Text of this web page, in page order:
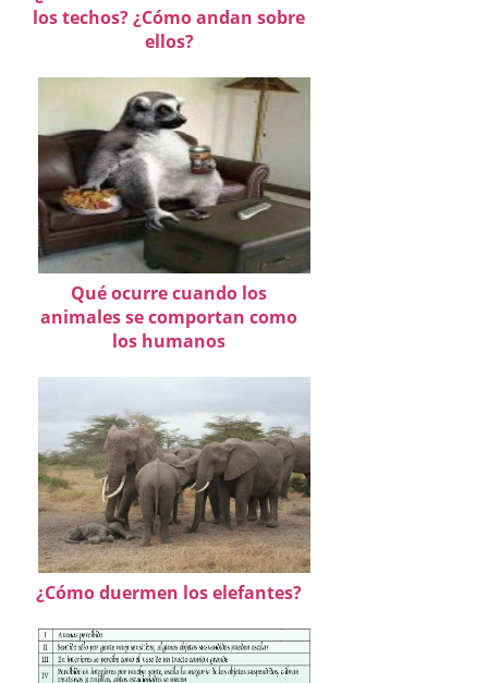
los techos? ¿Cómo andan sobre
ellos?
Qué ocurre cuando los
animales se comportan como
los humanos
¿Cómo duermen los elefantes?